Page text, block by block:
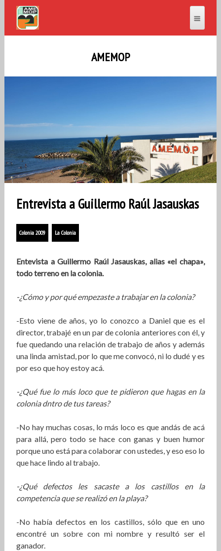
AMEMOP
Entrevista a Guillermo Raúl Jasauskas
Colonia 2009 La Colonia
Entevista a Guillermo Raúl Jasauskas, alias «el chapa»,
todo terreno en la colonia.
-¿Cómo y por qué empezaste a trabajar en la colonia?
-Esto viene de años, yo lo conozco a Daniel que es el
director, trabajé en un par de colonia anteriores con él, y
fue quedando una relación de trabajo de años y además
una linda amistad, por lo que me convocó, ni lo dudé y es
por eso que hoy estoy acá.
-¿Qué fue lo más loco que te pidieron que hagas en la
colonia dntro de tus tareas?
-No hay muchas cosas, lo más loco es que andás de acá
para allá, pero todo se hace con ganas y buen humor
porque uno está para colaborar con ustedes, y eso eso lo
que hace lindo al trabajo.
-¿Qué defectos les sacaste a los castillos en la
competencia que se realizó en la playa?
-No había defectos en los castillos, sólo que en uno
encontré un sobre con mi nombre y resultó ser el
ganador.